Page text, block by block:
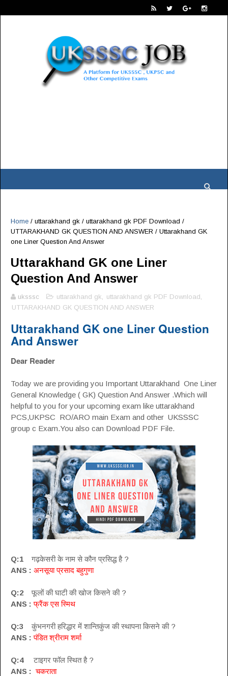
Home / uttarakhand gk / uttarakhand gk PDF Download /
UTTARAKHAND GK QUESTION AND ANSWER / Uttarakhand GK
one Liner Question And Answer
Uttarakhand GK one Liner
Question And Answer
uksssc uttarakhand gk uttarakhand gk PDF Download
UTTARAKHAND GK QUESTION AND ANSWER
Uttarakhand GK one Liner Question
And Answer
Dear Reader
Today we are providing you Important Uttarakhand One Liner
General Knowledge ( GK) Question And Answer .Which will
helpful to you for your upcoming exam like uttarakhand
PCS,UKPSC RO/ARO main Exam and other UKSSSC
group c Exam.You also can Download PDF File.
Q:1 गढ़केसरी के नाम से कौन प्रसिद्ध है ?
ANS : अनसूया प्रसाद बहुगुणा
Q:2 फूलों की घाटी की खोज किसने की ?
ANS : फ्रैंक एस स्मिथ
Q:3 कुंभनगरी हरिद्धार में शान्तिकुंज की स्थापना किसने की ?
ANS :पंडित श्रीराम शर्मा
Q:4 टाइगर फॉल स्थित है ?
ANS :चकराता